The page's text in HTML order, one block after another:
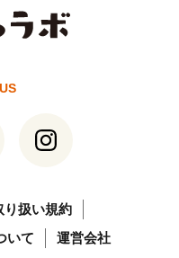
り扱い規約
いて
運営会社